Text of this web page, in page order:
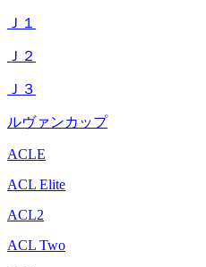
Ｊ１
Ｊ２
Ｊ３
ルヴァンカップ
ACLE
ACL Elite
ACL2
ACL Two